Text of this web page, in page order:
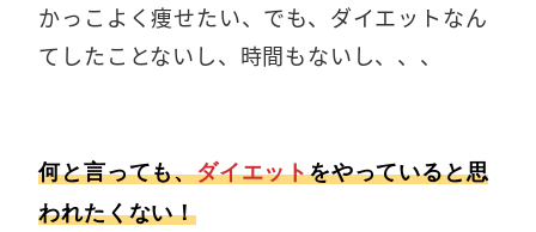
かっこよく痩せたい、でも、ダイエットなん
てしたことないし、時間もないし、、、
何と言っても、ダイエットをやっていると思
われたくない！